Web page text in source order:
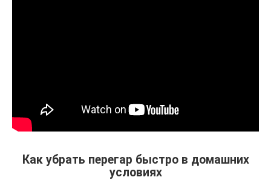
Как убрать перегар быстро в домашних
условиях